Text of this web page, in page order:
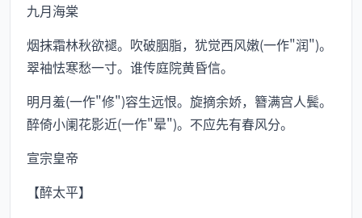
九月海棠
烟抹霜林秋欲褪。吹破胭脂，犹觉西风嫩(一作"润")。
翠袖怯寒愁一寸。谁传庭院黄昏信。
明月羞(一作"修")容生远恨。旋摘余娇，簪满宫人鬓。
醉倚小阑花影近(一作"晕")。不应先有春风分。
宣宗皇帝
【醉太平】